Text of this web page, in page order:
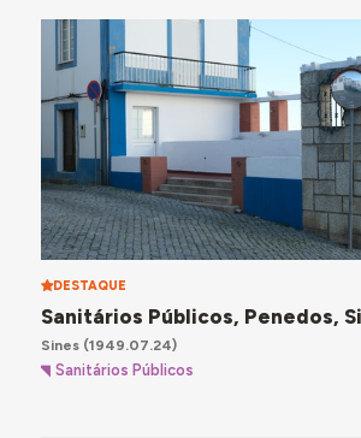
DESTAQUE
Sanitários Públicos, Penedos,
Sines(1949.07.24)
Sanitários Públicos